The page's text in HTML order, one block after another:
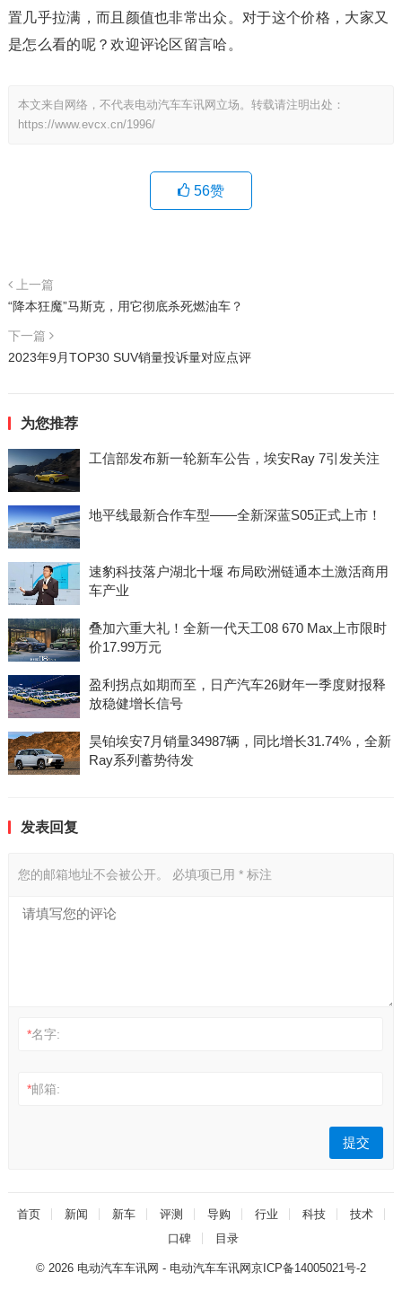
置几乎拉满，而且颜值也非常出众。对于这个价格，大家又
是怎么看的呢？欢迎评论区留言哈。
本文来自网络，不代表电动汽车车讯网立场。转载请注明出处：
https://www.evcx.cn/1996/
56赞
上一篇
“降本狂魔”马斯克，用它彻底杀死燃油车？
下一篇
2023年9月TOP30 SUV销量投诉量对应点评
为您推荐
工信部发布新一轮新车公告，埃安Ray 7引发关注
地平线最新合作车型——全新深蓝S05正式上市！
速豹科技落户湖北十堰 布局欧洲链通本土激活商用
车产业
叠加六重大礼！全新一代天工08 670 Max上市限时
价17.99万元
盈利拐点如期而至，日产汽车26财年一季度财报释
放稳健增长信号
昊铂埃安7月销量34987辆，同比增长31.74%，全新
Ray系列蓄势待发
发表回复
您的邮箱地址不会被公开。 必填项已用 *标注
*名字:
*邮箱:
首页 新闻 新车 评测 导购 行业 科技
技术
口碑
目录
© 2026 电动汽车车讯网 - 电动汽车车讯网京ICP备14005021号-2